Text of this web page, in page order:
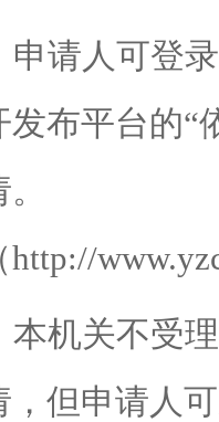
申请人可登
发布平台的“
http://
本机关不受
，但申请人